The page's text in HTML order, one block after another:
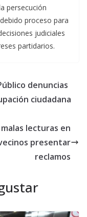
persecución
proceso para
judiciales
partidarios.
denuncias
ciudadana
lecturas en
presentar
reclamos